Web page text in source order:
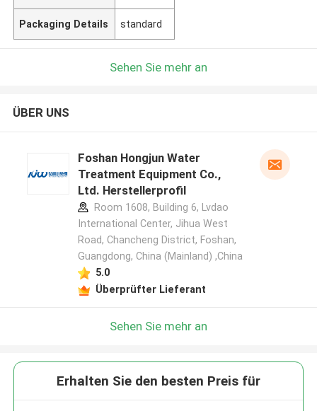
Packaging Details standard
Sehen Sie mehr an
ÜBER UNS
Foshan Hongjun Water
Treatment Equipment Co.,
Ltd. Herstellerprofil
Room 1608, Building 6, Lvdao
International Center, Jihua West
Road, Chancheng District, Foshan,
Guangdong, China (Mainland) ,China
5.0
Überprüfter Lieferant
Sehen Sie mehr an
Erhalten Sie den besten Preis für